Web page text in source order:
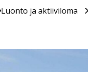
Luonto ja aktiiviloma